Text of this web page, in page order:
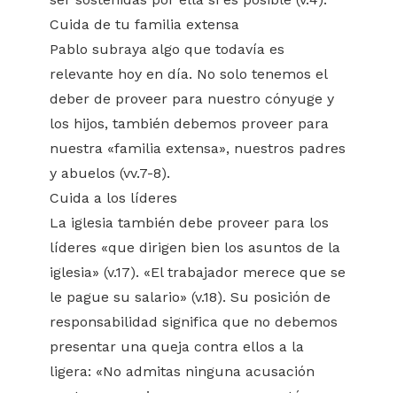
Cuida de tu familia extensa
Pablo subraya algo que todavía es
relevante hoy en día. No solo tenemos el
deber de proveer para nuestro cónyuge y
los hijos, también debemos proveer para
nuestra «familia extensa», nuestros padres
y abuelos (vv.7-8).
Cuida a los líderes
La iglesia también debe proveer para los
líderes «que dirigen bien los asuntos de la
iglesia» (v.17). «El trabajador merece que se
le pague su salario» (v.18). Su posición de
responsabilidad significa que no debemos
presentar una queja contra ellos a la
ligera: «No admitas ninguna acusación